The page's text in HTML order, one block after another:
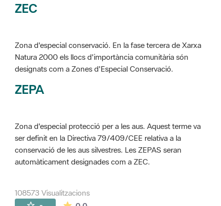
ZEC
Zona d'especial conservació. En la fase tercera de Xarxa
Natura 2000 els llocs d'importància comunitària són
designats com a Zones d'Especial Conservació.
ZEPA
Zona d'especial protecció per a les aus. Aquest terme va
ser definit en la Directiva 79/409/CEE relativa a la
conservació de les aus silvestres. Les ZEPAS seran
automàticament designades com a ZEC.
108573 Visualitzacions